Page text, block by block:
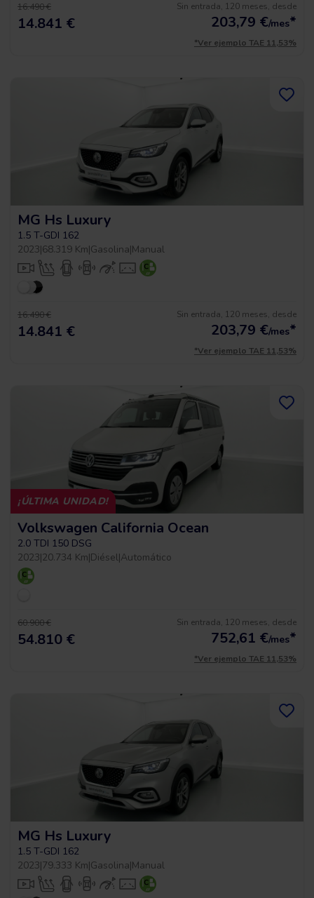
16.490 €
14.841 €
Sin entrada, 120 meses, desde
203,79 €/mes*
*Ver ejemplo TAE 11,53%
MG Hs Luxury
1.5 T-GDI 162
2023|68.319 Km|Gasolina|Manual
16.490 €
14.841 €
Sin entrada, 120 meses, desde
203,79 €/mes*
*Ver ejemplo TAE 11,53%
¡ÚLTIMA UNIDAD!
Volkswagen California Ocean
2.0 TDI 150 DSG
2023|20.734 Km|Diésel|Automático
60.900 €
54.810 €
Sin entrada, 120 meses, desde
752,61 €/mes*
*Ver ejemplo TAE 11,53%
MG Hs Luxury
1.5 T-GDI 162
2023|79.333 Km|Gasolina|Manual